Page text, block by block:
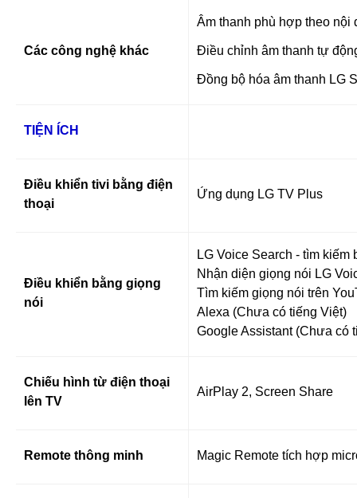
Các công nghệ khác
Âm thanh phù hợp theo nội
Điều chỉnh âm thanh tự
Đồng bộ hóa âm thanh LG
TIỆN ÍCH
Điều khiển tivi bằng điện
thoại
Ứng dụng LG TV Plus
Điều khiển bằng giọng
nói
LG Voice Search - tìm
Nhận diện giọng nói LG
Tìm kiếm giọng nói trên
Alexa (Chưa có tiếng Việt)
Google Assistant (Chưa có
Chiếu hình từ điện thoại
lên TV
AirPlay 2, Screen Share
Remote thông minh Magic Remote tích hợp